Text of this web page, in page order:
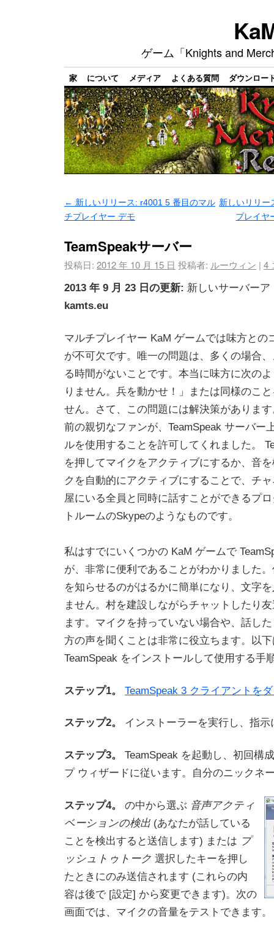
ゲーム「Knights and
家 について メディア よくある質問 ダウンロー
← 新しいリリース: r4001 5 番目のマル
チプレイヤー デモ
新しいリリー
プレイヤ
TeamSpeakサーバー
投稿日: 2012 年 10 月 15 日 投稿者: ルーウィン | 4
2013 年 9 月 23 日の更新: 新しいサーバー
kamts.eu
マルチプレイヤー KaM ゲームでは味方との
が不可欠です。唯一の問題は、多くの場合
る時間がないことです。本当に味方に次の
りません。兵を動かせ！」または同様のこ
せん。さて、この問題には解決策がありま
前の親切なファンが、TeamSpeak サーバー
ルを使用することを許可してくれました。
を押してマイクをアクティブにするか、音
クを自動的にアクティブにすることで、チ
屋にいる全員と同時に話すことができるプ
トルームのSkypeのようなものです。
私はすでにいくつかの KaM ゲームで
が、非常に便利であることがわかりました
を知らせるのがはるかに簡単になり、文字
ません。村を建設しながらチャットしたり
ます。マイクを持っていない場合や、話し
方の声を聞くことは非常に役立ちます。以
TeamSpeak をインストールして使用する手
ステップ1。 TeamSpeak 3 クライアントを
ステップ2。 インストーラーを実行し、指示
ステップ3。
TeamSpeak を起動し、初回構
プ ウィザードに従います。自分のニックネ
ステップ4。 の中から選ぶ 音声アクティ
ベーションの検出 (あなたが話している
ことを検出すると送信します) または プ
ッシュトゥトーク 選択したキーを押し
たときにのみ送信されます (これらの内
容は後で [設定] から変更できます)。次の
画面では、マイクの音量をテストできます。